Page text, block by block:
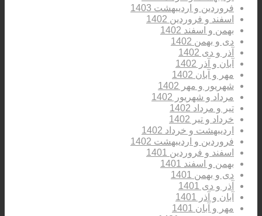
فروردین و اردیبهشت 1403
اسفند و فروردین 1402
بهمن و اسفند 1402
دی و بهمن 1402
آذر و دی 1402
آبان و آذر 1402
مهر و آبان 1402
شهریور و مهر 1402
مرداد و شهریور 1402
تیر و مرداد 1402
خرداد و تیر 1402
اردیبهشت و خرداد 1402
فروردین و اردیبهشت 1402
اسفند و فروردین 1401
بهمن و اسفند 1401
دی و بهمن 1401
آذر و دی 1401
آبان و آذر 1401
مهر و آبان 1401